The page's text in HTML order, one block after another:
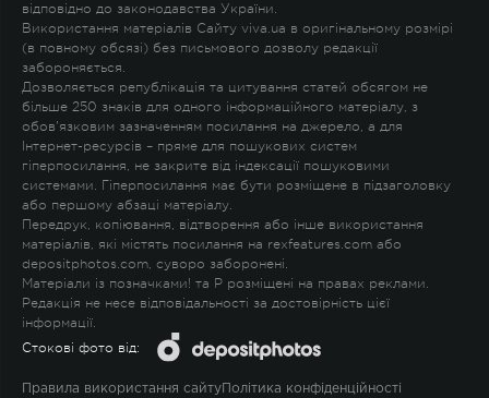
відповідно до законодавства України.
Використання матеріалів Сайту viva.ua в оригінальному розмірі
(в повному обсязі) без письмового дозволу редакції
забороняється.
Дозволяється републікація та цитування статей обсягом не
більше 250 знаків для одного інформаційного матеріалу, з
обов'язковим зазначенням посилання на джерело, а для
Інтернет-ресурсів – пряме для пошукових систем
гіперпосилання, не закрите від індексації пошуковими
системами. Гіперпосилання має бути розміщене в підзаголовку
або першому абзаці матеріалу.
Передрук, копіювання, відтворення або інше використання
матеріалів, які містять посилання на rexfeatures.com або
depositphotos.com, суворо заборонені.
Матеріали із позначками! та P розміщені на правах реклами.
Редакція не несе відповідальності за достовірність цієї
інформації.
Стокові фото від:
Правила використання сайту Політика конфіденційності